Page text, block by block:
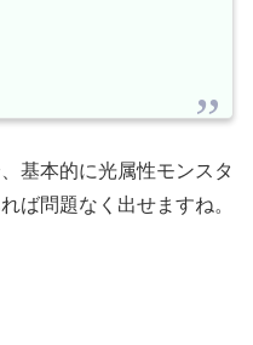
基本的に光属性モンスタ
ば問題なく出せますね。